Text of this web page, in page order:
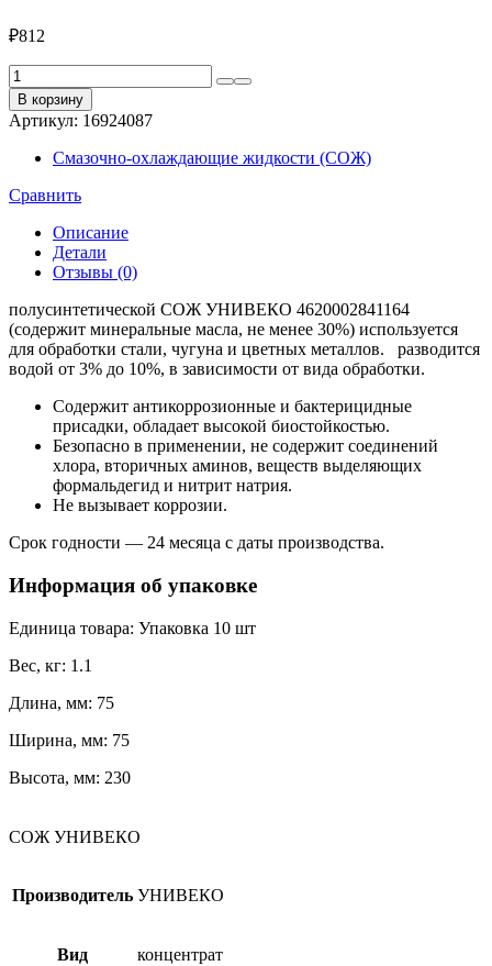
₽812
Количество
товара
Смазочно-
охлаждающая
жидкость
СОЖ-
С30
УНИВЕКО
В корзину
Артикул: 16924087
Смазочно-охлаждающие жидкости (СОЖ)
Сравнить
Описание
Детали
Отзывы (0)
полусинтетической СОЖ УНИВЕКО 4620002841164
(содержит минеральные масла, не менее 30%) используется
для обработки стали, чугуна и цветных металлов. разводится
водой от 3% до 10%, в зависимости от вида обработки.
Содержит антикоррозионные и бактерицидные
присадки, обладает высокой биостойкостью.
Безопасно в применении, не содержит соединений
хлора, вторичных аминов, веществ выделяющих
формальдегид и нитрит натрия.
Не вызывает коррозии.
Срок годности — 24 месяца с даты производства.
Информация об упаковке
Единица товара: Упаковка 10 шт
Вес, кг: 1.1
Длина, мм: 75
Ширина, мм: 75
Высота, мм: 230
СОЖ УНИВЕКО
Производитель УНИВЕКО
Вид концентрат